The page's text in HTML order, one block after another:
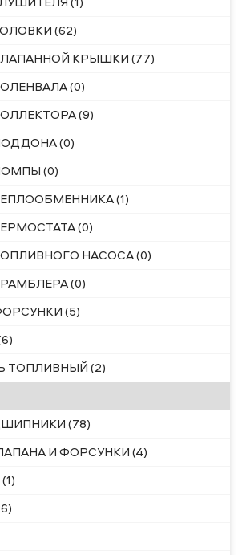
(62)
КРЫШКИ (77)
(0)
(9)
(0)
(0)
(1)
(0)
НАСОСА (0)
(0)
(5)
ТОПЛИВНЫЙ (2)
(78)
И ФОРСУНКИ (4)